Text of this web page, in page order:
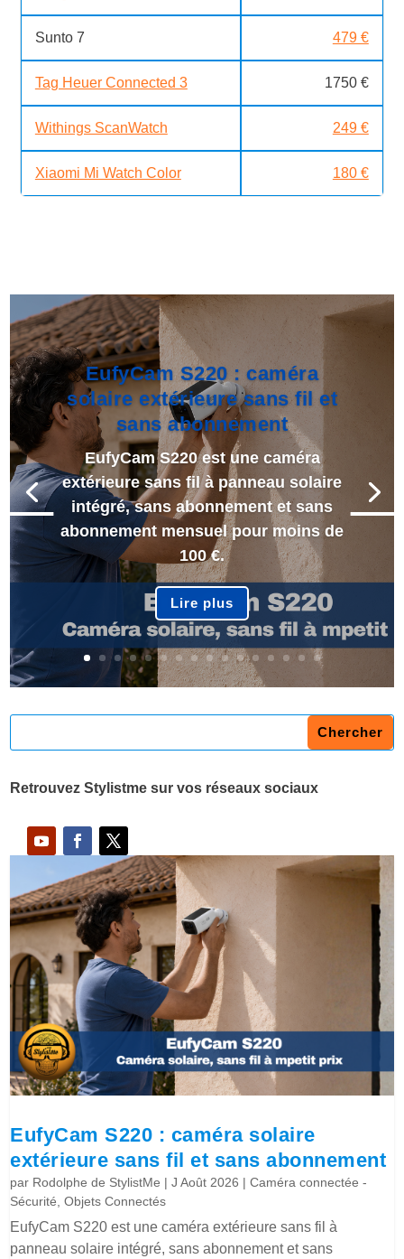
Sunto 7 479 €
Tag Heuer Connected 3 1750 €
Withings ScanWatch 249 €
Xiaomi Mi Watch Color 180 €
EufyCam S220 : caméra
solaire extérieure sans fil et
sans abonnement
EufyCam S220 est une caméra
extérieure sans fil à panneau solaire
intégré, sans abonnement et sans
abonnement mensuel pour moins de
100 €.
Lire plus
Retrouvez Stylistme sur vos réseaux sociaux
EufyCam S220 : caméra solaire
extérieure sans fil et sans abonnement
par Rodolphe de StylistMe |J Août 2026 |Caméra connectée -
Sécurité ,Objets Connectés
EufyCam S220 est une caméra extérieure sans fil à
panneau solaire intégré, sans abonnement et sans